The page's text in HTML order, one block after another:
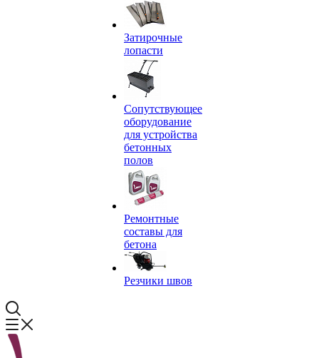
Затирочные
лопасти
Сопутствующее
оборудование
для устройства
бетонных
полов
Ремонтные
составы для
бетона
Резчики швов